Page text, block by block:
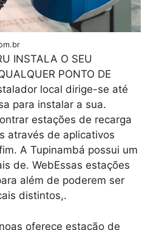
INSTALA O SEU
PONTO DE
local dirige-se até
para instalar a sua.
estações de recarga
através de aplicativos
A Tupinambá possui um
de. WebEssas estações
além de poderem ser
distintos,.